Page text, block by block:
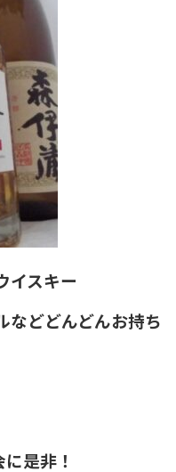
イスキー
などどんどんお持ち
是非！